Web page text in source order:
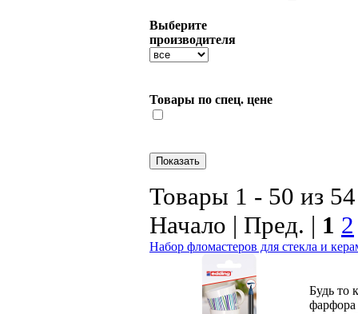
Выберите
производителя
Товары по спец. цене
Товары 1 - 50 из 54
Начало | Пред. | 1 2
Набор фломастеров для стекла и
Будь то
фарфора